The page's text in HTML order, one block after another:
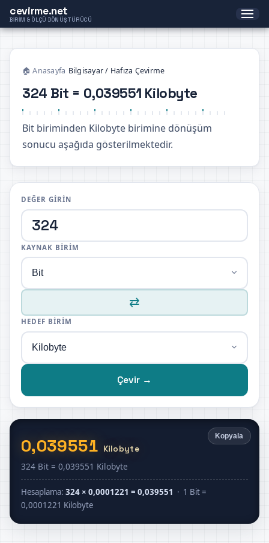
cevirme.net
BIRIM & ÖLÇÜ DÖNÜŞTÜRÜCÜ
🏠 Anasayfa Bilgisayar / Hafıza Çevirme
324 Bit = 0,039551 Kilobyte
Bit biriminden Kilobyte birimine dönüşüm
sonucu aşağıda gösterilmektedir.
DEĞER GIRIN
KAYNAK BIRIM
⇄
HEDEF BIRIM
Çevir →
Kopyala
0,039551 Kilobyte
324 Bit = 0,039551 Kilobyte
Hesaplama:324 × 0,0001221 = 0,039551 · 1 Bit =
0,0001221 Kilobyte